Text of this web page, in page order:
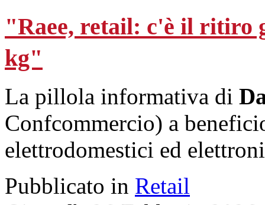
"Raee, retail: c'è il ritiro
kg"
La pillola informativa di
Confcommercio) a
elettrodomestici ed
Pubblicato in Retail